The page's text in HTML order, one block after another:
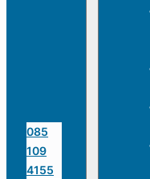
085
109
4155